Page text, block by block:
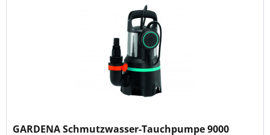
GARDENA Schmutzwasser-Tauchpumpe 9000